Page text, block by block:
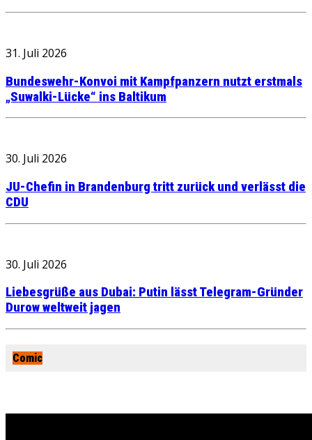
31. Juli 2026
Bundeswehr-Konvoi mit Kampfpanzern nutzt erstmals
„Suwalki-Lücke“ ins Baltikum
30. Juli 2026
JU-Chefin in Brandenburg tritt zurück und verlässt die
CDU
30. Juli 2026
Liebesgrüße aus Dubai: Putin lässt Telegram-Gründer
Durow weltweit jagen
Comic